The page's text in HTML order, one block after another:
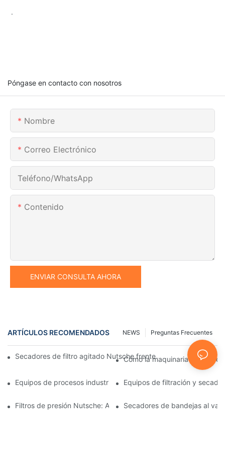
.
Póngase en contacto con nosotros
Nombre
Correo Electrónico
Teléfono/WhatsApp
Contenido
ENVIAR CONSULTA AHORA
ARTÍCULOS RECOMENDADOS Preguntas Frecuentes
NEWS
Secadores de filtro agitado Nutsche frente a otros métodos de
Cómo la maquinaria de
Equipos de procesos industriales: innovaciones que moldean el
Equipos de filtración y
Filtros de presión Nutsche: Aplicaciones en las industrias
Secadores de bandejas al